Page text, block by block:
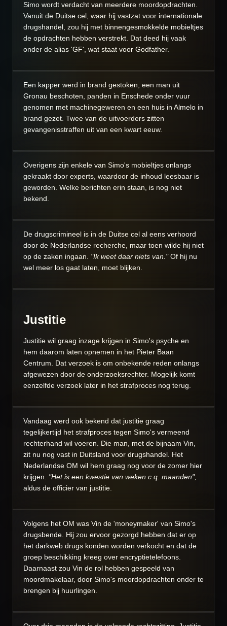
Simo wordt verdacht van meerdere moordopdrachten.
Vanuit de Duitse cel, waar hij vastzat voor internationale
drugshandel, zou hij met binnengesmokkelde mobieltjes
de opdrachten hebben verstrekt. Dat deed hij vaak
onder de alias 'GF', wat staat voor Godfather.
Een kapper werd in brand gestoken, een man uit
Gronau beschoten, panden in Enschede onder vuur
genomen met machinegeweren en een huis in Almelo in
brand gezet. Twee van de uitvoerders zitten
gevangenisstraffen uit van een kwart eeuw.
Overigens zijn enkele van Simo's mobieltjes onlangs
gekraakt door experts, waardoor de inhoud leesbaar is
geworden. Welke berichten erin staan, is nog niet
bekend.
De drugscrimineel is in de Duitse cel al eens verhoord
door de Nederlandse recherche, maar toen wilde hij niet
op de zaken ingaan. "Ik weet daar niets van."Of hij nu
wel meer los gaat laten, moet blijken.
Justitie
Justitie wil graag inzage krijgen in Simo's psyche en
hem daarom laten opnemen in het Pieter Baan
Centrum. Dat verzoek is om onbekende reden onlangs
afgewezen door de onderzoeksrechter. Mogelijk komt
eenzelfde verzoek later in het strafproces nog terug.
Vandaag werd ook bekend dat justitie graag
tegelijkertijd het strafproces tegen Simo's vermeend
rechterhand wil voeren. Die man, met de bijnaam Vin,
zit nu nog vast in Duitsland voor drugshandel. Het
Nederlandse OM wil hem graag nog voor de zomer hier
krijgen. "Het is een kwestie van weken c.q. maanden",
aldus de officier van justitie.
Volgens het OM was Vin de 'moneymaker' van Simo's
drugsbende. Hij zou ervoor gezorgd hebben dat er op
het darkweb drugs konden worden verkocht en dat de
groep beschikking kreeg over encryptietelefoons.
Daarnaast zou Vin de rol hebben gespeeld van
moordmakelaar, door Simo's moordopdrachten onder te
brengen bij huurlingen.